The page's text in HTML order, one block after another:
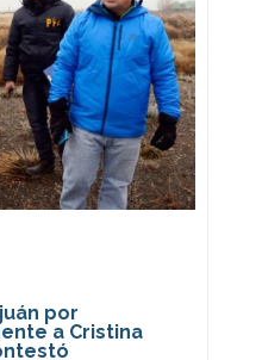
por
a Cristina